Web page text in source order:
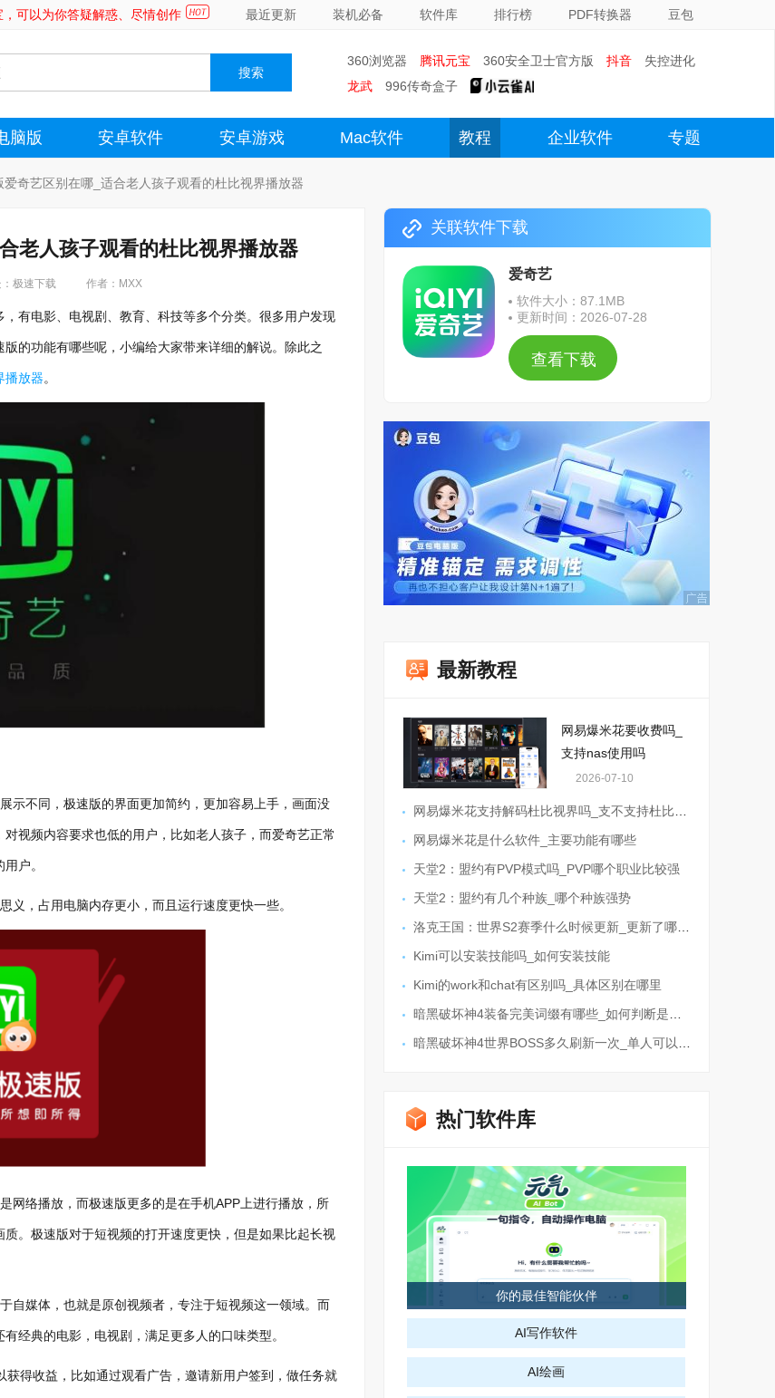
，可以为你答疑解惑、尽情创作 最近更新 装机必备 软件库 排行榜 PDF转换器 豆包
360浏览器 腾讯元宝 360安全卫士官方版 抖音
失控进化
龙武
996传奇盒子
脑版 安卓软件 安卓游戏 Mac软件 教程 企业软件 专题
爱奇艺区别在哪_适合老人孩子观看的杜比视界播放器
老人孩子观看的杜比视界播放器
：极速下载 作者：MXX
，有电影、电视剧、教育、科技等多个分类。很多用户发现
的功能有哪些呢，小编给大家带来详细的解说。除此之
播放器。
示不同，极速版的界面更加简约，更加容易上手，画面没
视频内容要求也低的用户，比如老人孩子，而爱奇艺正常
户。
义，占用电脑内存更小，而且运行速度更快一些。
网络播放，而极速版更多的是在手机APP上进行播放，所
。极速版对于短视频的打开速度更快，但是如果比起长视
自媒体，也就是原创视频者，专注于短视频这一领域。而
经典的电影，电视剧，满足更多人的口味类型。
得收益，比如通过观看广告，邀请新用户签到，做任务就
关联软件下载
爱奇艺
软件大小：87.1MB
更新时间：2026-07-28
查看下载
最新教程
网易爆米花要收费吗_
支持nas使用吗
2026-07-10
网易爆米花支持解码杜比视界吗_支不支持杜比全景声
网易爆米花是什么软件_主要功能有哪些
天堂2：盟约有PVP模式吗_PVP哪个职业比较强
天堂2：盟约有几个种族_哪个种族强势
洛克王国：世界S2赛季什么时候更新_更新了哪些内容
Kimi可以安装技能吗_如何安装技能
Kimi的work和chat有区别吗_具体区别在哪里
暗黑破坏神4装备完美词缀有哪些_如何判断是不是极品装备
暗黑破坏神4世界BOSS多久刷新一次_单人可以打吗
热门软件库
你的最佳智能伙伴
AI写作软件
AI绘画